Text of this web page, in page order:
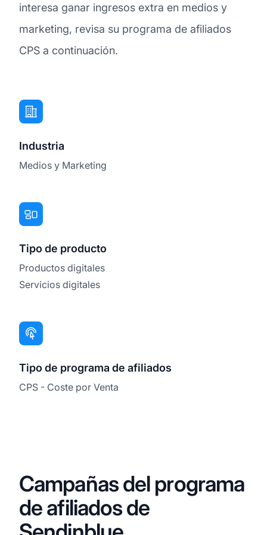
interesa ganar ingresos extra en medios y
marketing, revisa su programa de afiliados
CPS a continuación.
Industria
Medios y Marketing
Tipo de producto
Productos digitales
Servicios digitales
Tipo de programa de afiliados
CPS - Coste por Venta
Campañas del programa
de afiliados de